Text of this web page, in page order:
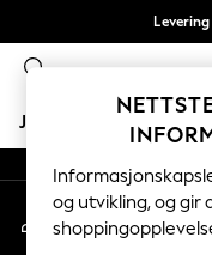
Vi
JENTER GUTTER
GIRLS
New In
50 - 92cm
An error occurred on
Min konto
Logg inn på kontoen
og utvikling, og gir